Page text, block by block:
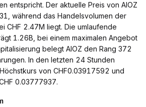
entspricht. Der aktuelle Preis von AIOZ
während das Handelsvolumen der
CHF 2.47M liegt. Die umlaufende
1.26B, bei einem maximalen Angebot
belegt AIOZ den Rang 372
In den letzten 24 Stunden
von CHF0.03917592 und
0.03777937.